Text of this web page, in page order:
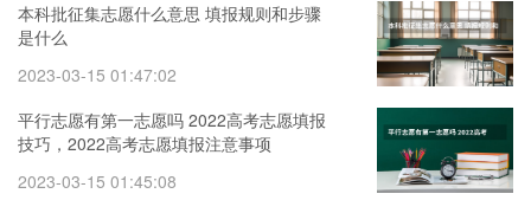
本科批征集志愿什么意思 填报规则和步骤
是什么
2023-03-15 01:47:02
平行志愿有第一志愿吗 2022高考志愿填报
技巧，2022高考志愿填报注意事项
2023-03-15 01:45:08